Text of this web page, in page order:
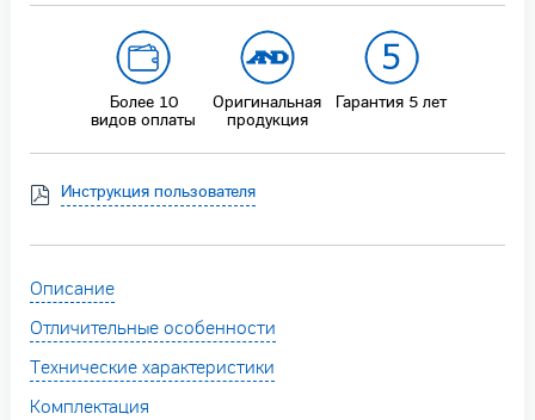
Более 10
видов оплаты
Оригинальная
продукция
Гарантия 5 лет
Инструкция пользователя
Описание
Отличительные особенности
Технические характеристики
Комплектация